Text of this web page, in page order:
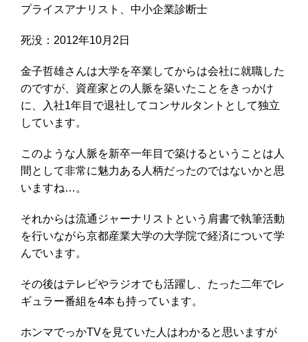
プライスアナリスト、中小企業診断士
死没：2012年10月2日
金子哲雄さんは大学を卒業してからは会社に就職した
のですが、資産家との人脈を築いたことをきっかけ
に、入社1年目で退社してコンサルタントとして独立
しています。
このような人脈を新卒一年目で築けるということは人
間として非常に魅力ある人柄だったのではないかと思
いますね…。
それからは流通ジャーナリストという肩書で執筆活動
を行いながら京都産業大学の大学院で経済について学
んでいます。
その後はテレビやラジオでも活躍し、 たった二年でレ
ギュラー番組を4本も持っています。
ホンマでっかTVを見ていた人はわかると思いますが